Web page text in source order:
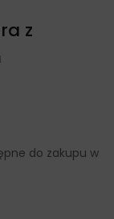
z
do zakupu w